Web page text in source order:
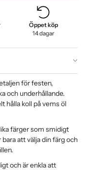
Öppet köp
14 dagar
för festen,
och underhållande.
hålla koll på vems öl
färger som smidigt
att välja din färg och
och är enkla att